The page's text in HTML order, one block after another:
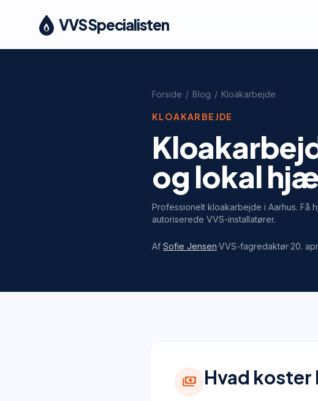
VVS Specialisten
Forside / Blog / Kloakarbejde
KLOAKARBEJDE
og lokal
Professionelt kloakarbejde i Aarhus.
autoriserede VVS-installatører.
Af Sofie Jensen·VVS-fagredaktør·20.
payments Hvad koster